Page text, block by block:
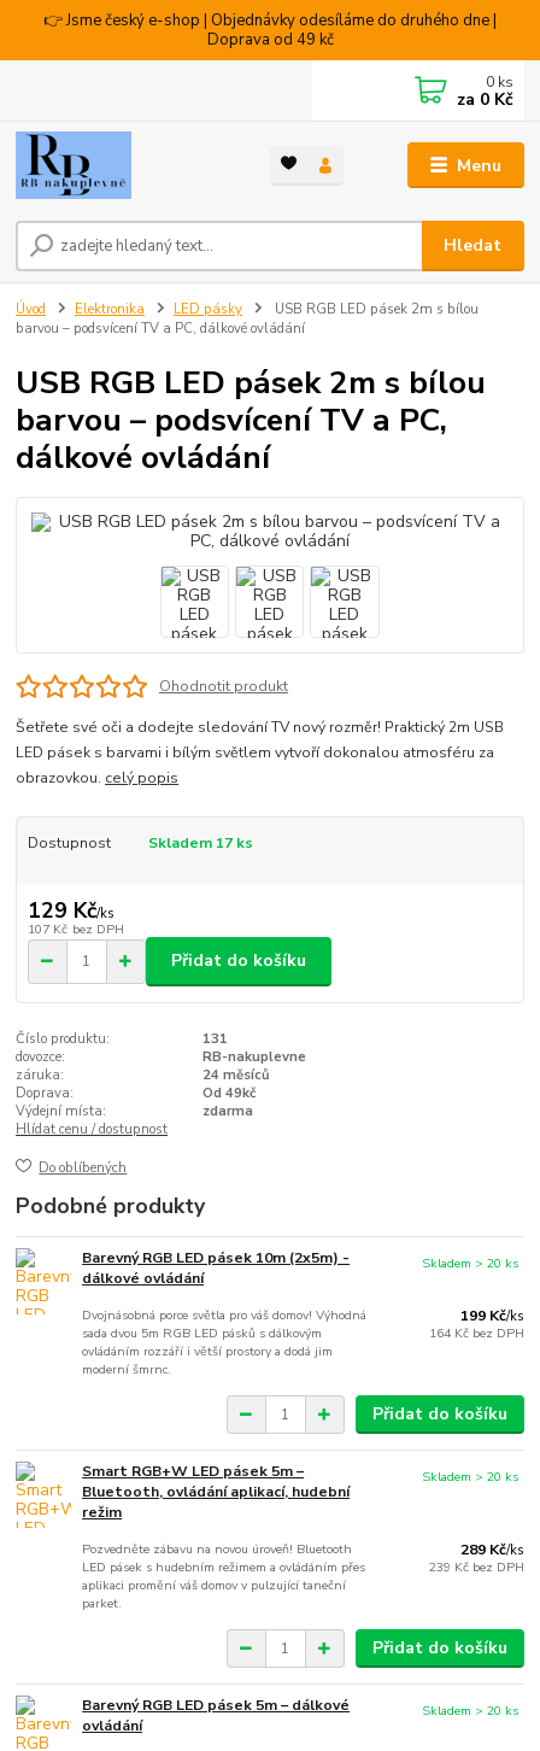
👉 Jsme český e-shop | Objednávky odesíláme do druhého dne |
Doprava od 49 kč
Menu
Hledat
0 ks
za 0 Kč
Úvod Elektronika LED pásky
USB RGB LED pásek 2m s bílou
barvou – podsvícení TV a PC, dálkové ovládání
USB RGB LED pásek 2m s bílou
barvou – podsvícení TV a PC,
dálkové ovládání
Ohodnotit produkt
Šetřete své oči a dodejte sledování TV nový rozměr! Praktický 2m USB
LED pásek s barvami i bílým světlem vytvoří dokonalou atmosféru za
obrazovkou. celý popis
Dostupnost Skladem 17 ks
129 Kč/ks
107 Kč bez DPH
Přidat do košíku
Číslo produktu:
131
dovozce:
RB-nakuplevne
záruka:
24 měsíců
Doprava:
Od 49kč
Výdejní místa:
zdarma
Hlídat cenu / dostupnost
Do oblíbených
Podobné produkty
Barevný RGB LED pásek 10m (2x5m) -
dálkové ovládání
Dvojnásobná porce světla pro váš domov! Výhodná
sada dvou 5m RGB LED pásků s dálkovým
ovládáním rozzáří i větší prostory a dodá jim
moderní šmrnc.
199 Kč/ks
164 Kč bez DPH
Skladem > 20 ks
Přidat do košíku
Smart RGB+W LED pásek 5m –
Bluetooth, ovládání aplikací, hudební
režim
Pozvedněte zábavu na novou úroveň! Bluetooth
LED pásek s hudebním režimem a ovládáním přes
aplikaci promění váš domov v pulzující taneční
parket.
289 Kč/ks
239 Kč bez DPH
Skladem > 20 ks
Přidat do košíku
Barevný RGB LED pásek 5m – dálkové
ovládání
Skladem > 20 ks